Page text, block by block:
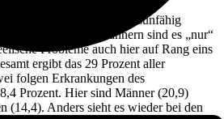
die berufs- oder erwerbsunfähig
der Psyche. Bei Männern sind es „nur“
Probleme auch hier auf Rang eins
ergibt das 29 Prozent aller
folgen Erkrankungen des
Prozent. Hier sind Männer (20,9)
(14,4). Anders sieht es wieder bei den